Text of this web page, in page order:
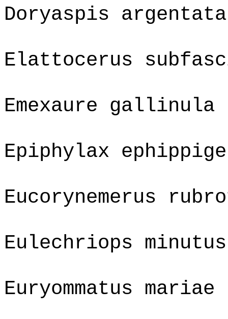
Doryaspis argentata
Elattocerus
Emexaure gallinula
Epiphylax
Eucorynemerus
Eulechriops minutus
Euryommatus mariae